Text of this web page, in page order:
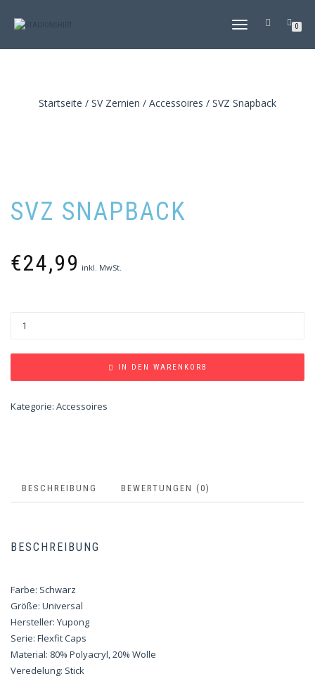
NAVIGATION
0
Startseite / SV Zernien / Accessoires / SVZ Snapback
SVZ SNAPBACK
€24,99 inkl. MwSt.
IN DEN WARENKORB
Kategorie: Accessoires
BESCHREIBUNG BEWERTUNGEN (0)
BESCHREIBUNG
Farbe: Schwarz
Größe: Universal
Hersteller: Yupong
Serie: Flexfit Caps
Material: 80% Polyacryl, 20% Wolle
Veredelung: Stick